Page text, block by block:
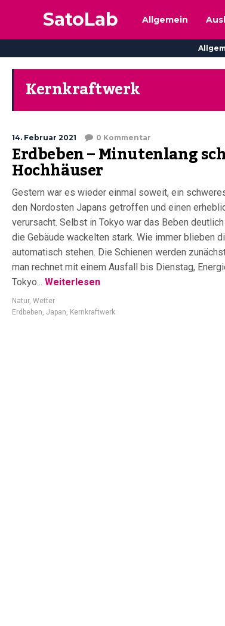
SatoLab Allgemein
Kernkraftwerk
14. Februar 2021 0 Kommentar
Erdbeben – Minutenlang
Hochhäuser
Gestern war es wieder einmal soweit, ein
den Nordosten Japans getroffen und einen
verursacht. Selbst in Tokyo war das Beben
die Gebäude wackelten stark. Wie immer blieben
automatisch stehen. Die Schienen werden
man rechnet mit einem Ausfall bis Dienstag,
Tokyo... Weiterlesen
Natur, Wetter
Erdbeben, Japan, Kernkraftwerk